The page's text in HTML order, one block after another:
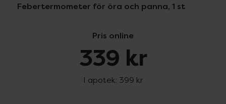
Febertermometer för öra och panna, 1 st
Pris online
339 kr
I apotek: 399 kr